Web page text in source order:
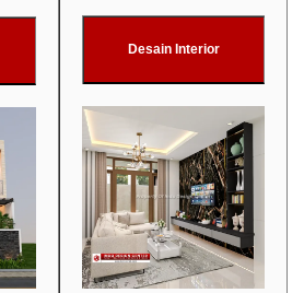
Desain Interior